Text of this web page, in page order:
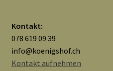
Kontakt:
078 619 09 39
info@koenigshof.ch
Kontakt aufnehmen